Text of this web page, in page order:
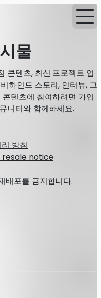
물
콘텐츠, 최신 프로젝트 업
하인드 스토리, 인터뷰, 그
텐츠에 참여하려면 가입
니티와 함께하세요.
방침
resale notice
배포를 금지합니다.